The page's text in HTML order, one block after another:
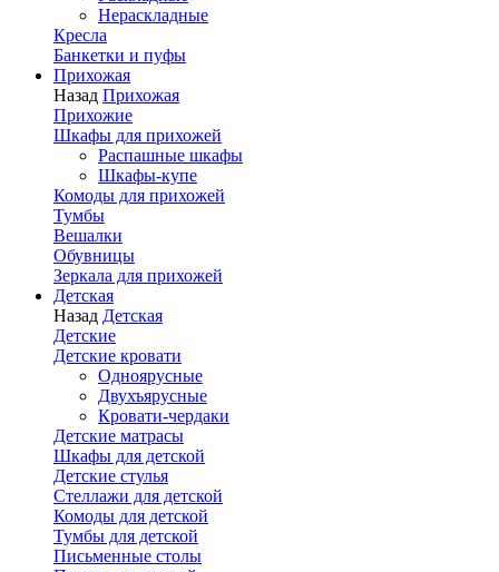
Нераскладные
Кресла
Банкетки и пуфы
Прихожая
Назад Прихожая
Прихожие
Шкафы для прихожей
Распашные шкафы
Шкафы-купе
Комоды для прихожей
Тумбы
Вешалки
Обувницы
Зеркала для прихожей
Детская
Назад Детская
Детские
Детские кровати
Одноярусные
Двухъярусные
Кровати-чердаки
Детские матрасы
Шкафы для детской
Детские стулья
Стеллажи для детской
Комоды для детской
Тумбы для детской
Письменные столы